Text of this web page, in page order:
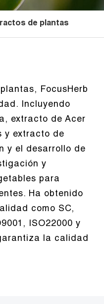
de plantas
FocusHerb
Incluyendo
extracto de Acer
y extracto de
y el desarrollo de
y
para
Ha obtenido
como SC,
ISO22000 y
la calidad